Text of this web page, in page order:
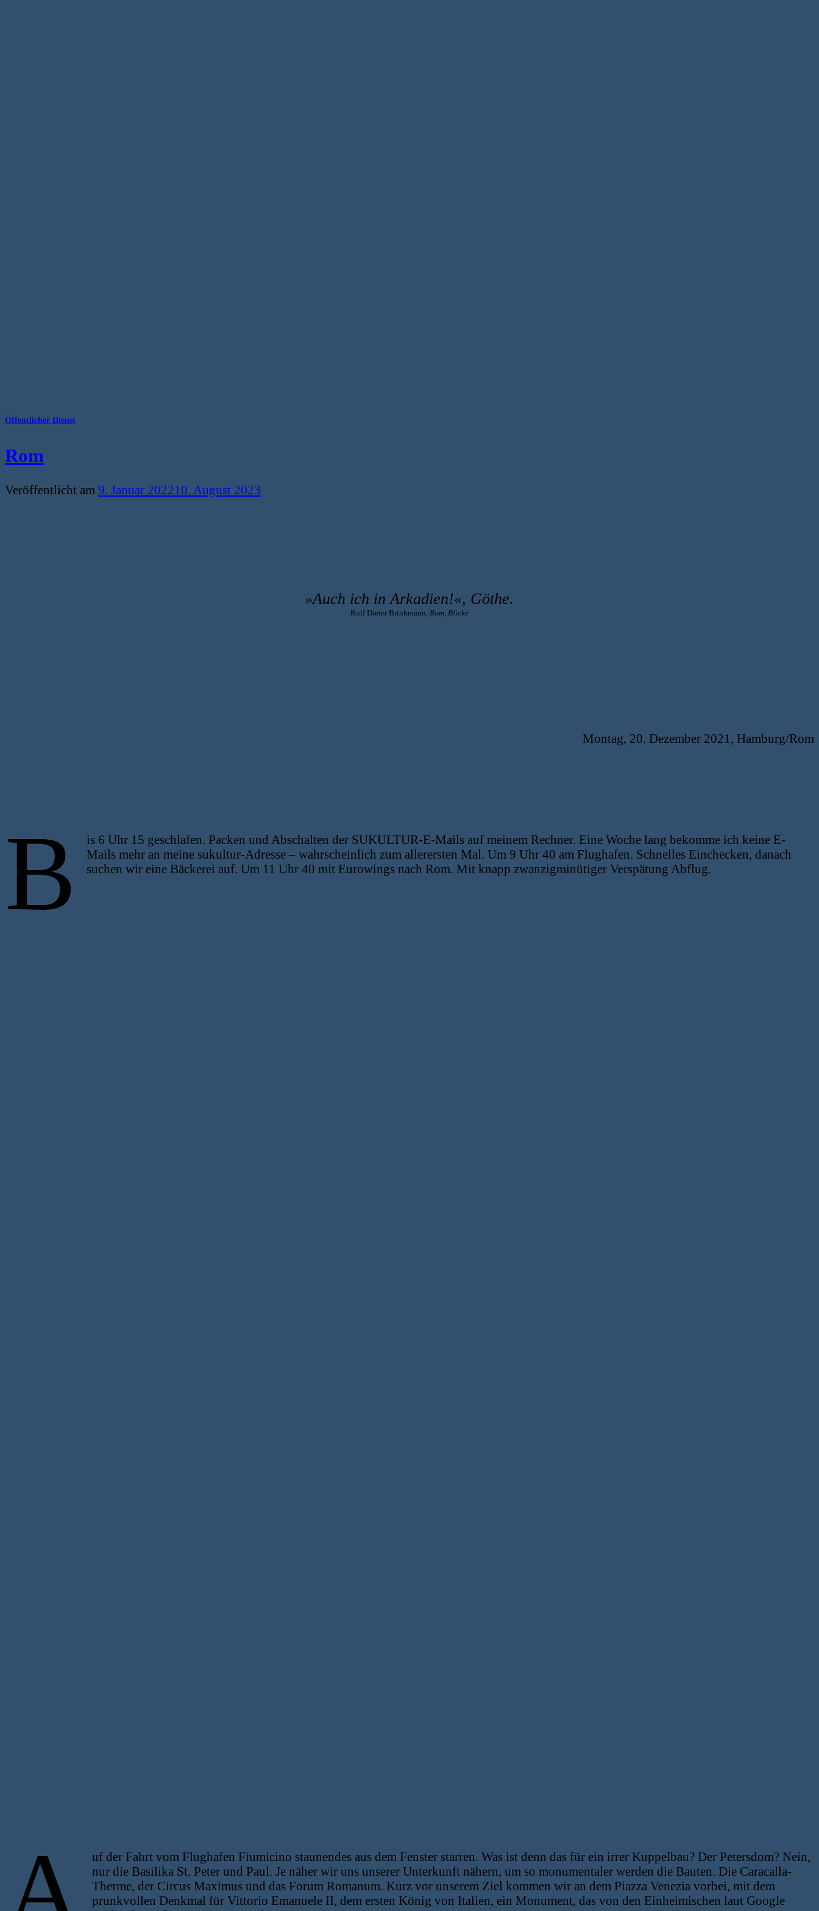
Öffentlicher Dienst
Rom
Veröffentlicht am 9. Januar 202210. August 2023
»Auch ich in Arkadien!«, Göthe.
Rolf Dieter Brinkmann, Rom, Blicke
Montag, 20. Dezember 2021, Hamburg/Rom
B
is 6 Uhr 15 geschlafen. Packen und Abschalten der SUKULTUR-E-Mails auf meinem Rechner. Eine Woche lang bekomme ich keine E-
Mails mehr an meine sukultur-Adresse – wahrscheinlich zum allerersten Mal. Um 9 Uhr 40 am Flughafen. Schnelles Einchecken, danach
suchen wir eine Bäckerei auf. Um 11 Uhr 40 mit Eurowings nach Rom. Mit knapp zwanzigminütiger Verspätung Abflug.
uf der Fahrt vom Flughafen Fiumicino staunendes aus dem Fenster starren. Was ist denn das für ein irrer Kuppelbau? Der Petersdom? Nein,
nur die Basilika St. Peter und Paul. Je näher wir uns unserer Unterkunft nähern, um so monumentaler werden die Bauten. Die Caracalla-
Therme, der Circus Maximus und das Forum Romanum. Kurz vor unserem Ziel kommen wir an dem Piazza Venezia vorbei, mit dem
prunkvollen Denkmal für Vittorio Emanuele II, dem ersten König von Italien, ein Monument, das von den Einheimischen laut Google